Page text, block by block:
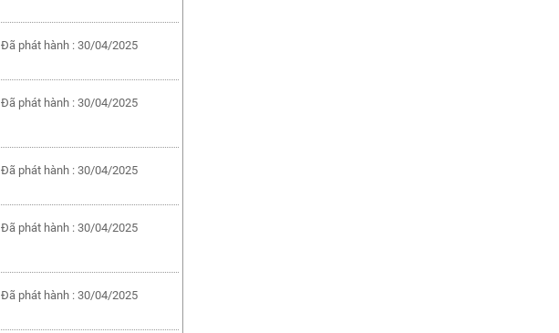
Đã phát hành : 30/04/2025
Đã phát hành : 30/04/2025
Đã phát hành : 30/04/2025
Đã phát hành : 30/04/2025
Đã phát hành : 30/04/2025